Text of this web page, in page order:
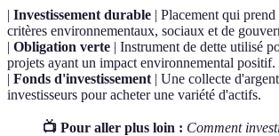
| Investissement durable | Placement qui
critères environnementaux, sociaux et de
| Obligation verte | Instrument de dette utilisé
projets ayant un impact environnemental positif.
| Fonds d'investissement | Une collecte
investisseurs pour acheter une variété d'actifs.
📺 Pour aller plus loin : Comment